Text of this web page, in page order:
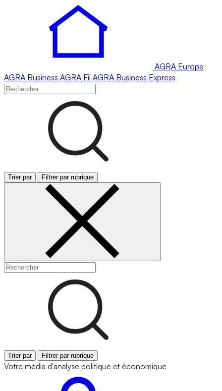
AGRA Europe
AGRA Business AGRA Fil AGRA Business Express
Trier par Filtrer par rubrique
Trier par Filtrer par rubrique
Votre média d'analyse politique et économique